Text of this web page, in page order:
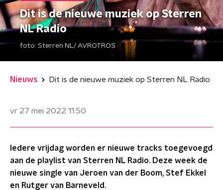
Dit is de nieuwe muziek op Sterren
NL Radio
foto: Sterren NL/ AVROTROS
Nieuws Dit is de nieuwe muziek op Sterren NL Radio
vr 27 mei 2022 11:50
Iedere vrijdag worden er nieuwe tracks toegevoegd
aan de playlist van Sterren NL Radio. Deze week de
nieuwe single van Jeroen van der Boom, Stef Ekkel
en Rutger van Barneveld.